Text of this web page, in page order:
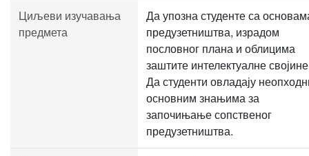
Циљеви изучавања
предмета
Да упозна студенте са
предузетништва, израдом
пословног плана и облицима
заштите интелектуалне
Да студенти овладају
основним знањима за
започињање сопственог
предузетништва.